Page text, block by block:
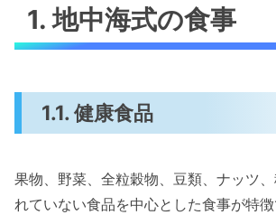
1. 地中海式の食事
1.1. 健康食品
果物、野菜、全粒穀物、豆類、ナッツ
れていない食品を中心とした食事が特